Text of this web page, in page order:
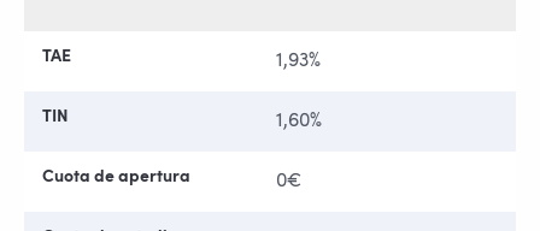
TAE 1,93%
TIN 1,60%
Cuota de apertura 0€